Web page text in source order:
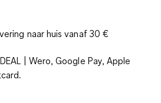
naar huis vanaf 30 €
| Wero, Google Pay, Apple